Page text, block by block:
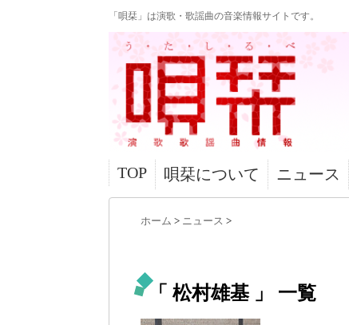
「唄栞」は演歌・歌謡曲の音楽情報サイトです。
TOP 唄栞について ニュース
ホーム > ニュース >
「 松村雄基 」 一覧